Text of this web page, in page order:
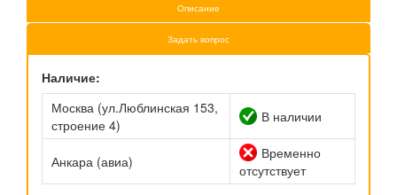
Описание
Задать вопрос
Наличие:
Москва (ул.Люблинская 153,
строение 4)
В наличии
Анкара (авиа)
Временно
отсутствует